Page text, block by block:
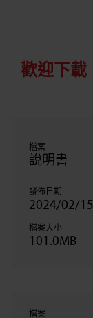
歡迎下載
檔案
說明書
發佈日期
2024/02/15
檔案大小
101.0MB
檔案